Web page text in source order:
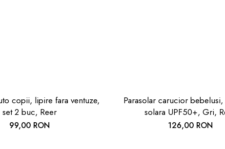
copii, lipire fara ventuze,
set 2 buc, Reer
99,00 RON
Parasolar carucior
solara UPF50+, Gri,
126,00 RON